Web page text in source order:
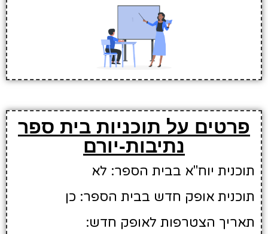
פרטים על תוכניות בית ספר
נתיבות-יורם
תוכנית יוח"א בבית הספר: לא
תוכנית אופק חדש בבית הספר: כן
תאריך הצטרפות לאופק חדש: